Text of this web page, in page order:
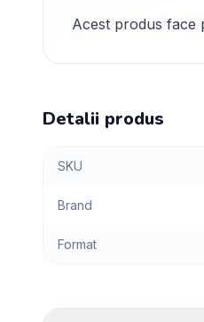
Acest produs face
Detalii produs
SKU
Brand
Format